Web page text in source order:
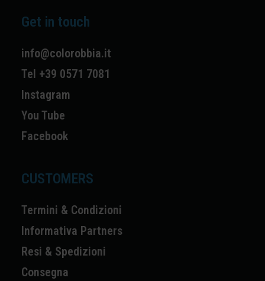
Get in touch
info@colorobbia.it
Tel +39 0571 7081
Instagram
You Tube
Facebook
CUSTOMERS
Termini & Condizioni
Informativa Partners
Resi & Spedizioni
Consegna